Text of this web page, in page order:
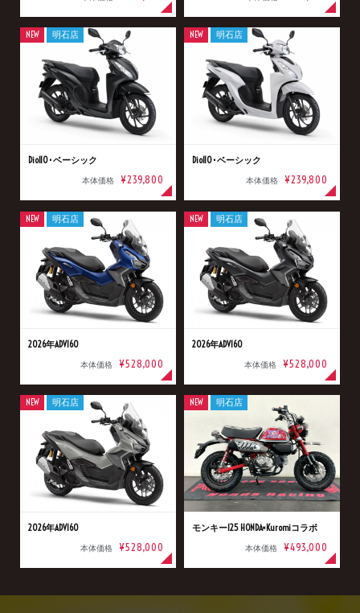
Dio110･ベーシック
本体価格 ¥239,800
NEW 明石店
Dio110･ベーシック
本体価格 ¥239,800
NEW 明石店
2026年ADV160
本体価格 ¥528,000
NEW 明石店
2026年ADV160
本体価格 ¥528,000
NEW 明石店
2026年ADV160
本体価格 ¥528,000
NEW 明石店
モンキー125 HONDA×Kuromiコラボ
本体価格 ¥493,000
NEW 明石店